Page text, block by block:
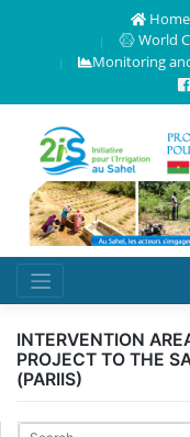
Home
World
Monitoring
INTERVENTION
PROJECT TO THE
(PARIIS)